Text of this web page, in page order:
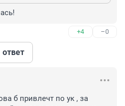
+4 –0
б привлечт по ук , за